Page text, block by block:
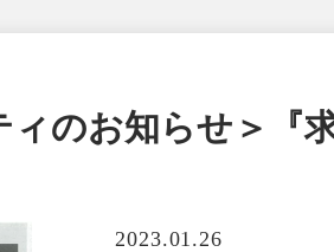
ィのお知らせ＞『
2023.01.26